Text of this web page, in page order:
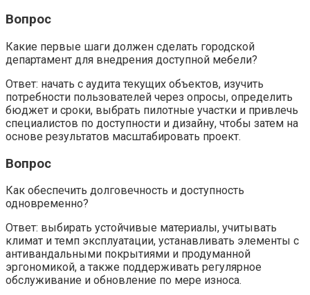
Вопрос
Какие первые шаги должен сделать городской
департамент для внедрения доступной мебели?
Ответ: начать с аудита текущих объектов, изучить
потребности пользователей через опросы, определить
бюджет и сроки, выбрать пилотные участки и привлечь
специалистов по доступности и дизайну, чтобы затем на
основе результатов масштабировать проект.
Вопрос
Как обеспечить долговечность и доступность
одновременно?
Ответ: выбирать устойчивые материалы, учитывать
климат и темп эксплуатации, устанавливать элементы с
антивандальными покрытиями и продуманной
эргономикой, а также поддерживать регулярное
обслуживание и обновление по мере износа.